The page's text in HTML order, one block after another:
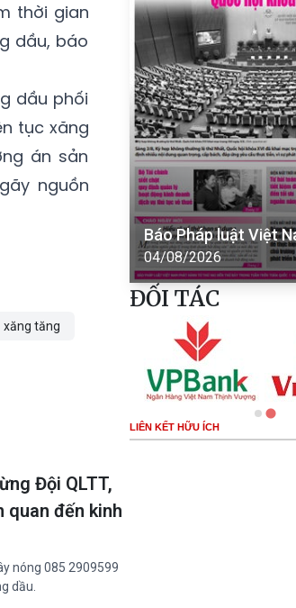
thời gian
dầu, báo
dầu phối
tục xăng
án sản
nguồn
xăng tăng
Đội QLTT,
quan đến kinh
nóng 085 2909599
dầu.
Báo Pháp luật Việt
04/08/2026
ĐỐI TÁC
LIÊN KẾT HỮU ÍCH